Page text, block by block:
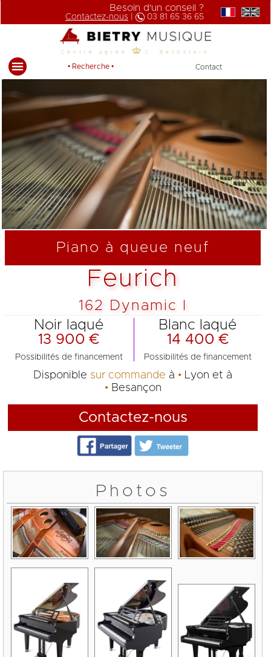
Besoin d'un conseil ?
Contactez-nous 03 81 65 36 65
Centre agrée C. Bechstein
• Recherche • Contact
Piano à queue neuf
Feurich
162 Dynamic I
Noir laqué
13 900 €
Possibilités de financement
Blanc laqué
14 400 €
Possibilités de financement
Disponible sur commande à Lyon et à
Besançon
Contactez-nous
Photos